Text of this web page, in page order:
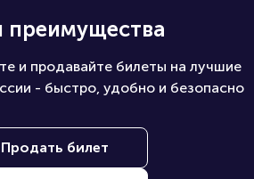
и продавайте билеты на лучшие
- быстро, удобно и безопасно
Продать билет